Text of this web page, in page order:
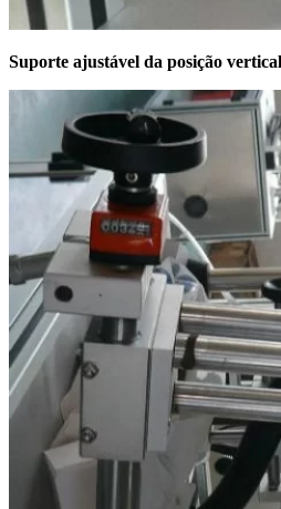
Suporte ajustável da posição